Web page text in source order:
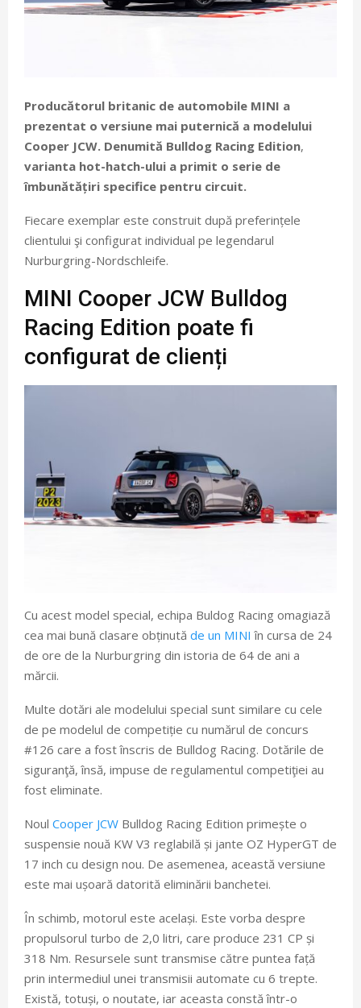
Producătorul britanic de automobile MINI a
prezentat o versiune mai puternică a modelului
Cooper JCW. Denumită Bulldog Racing Edition,
varianta hot-hatch-ului a primit o serie de
îmbunătățiri specifice pentru circuit.
Fiecare exemplar este construit după preferințele
clientului şi configurat individual pe legendarul
Nurburgring-Nordschleife.
MINI Cooper JCW Bulldog
Racing Edition poate fi
configurat de clienți
Cu acest model special, echipa Buldog Racing omagiază
cea mai bună clasare obținută de un MINI în cursa de 24
de ore de la Nurburgring din istoria de 64 de ani a
mărcii.
Multe dotări ale modelului special sunt similare cu cele
de pe modelul de competiție cu numărul de concurs
#126 care a fost înscris de Bulldog Racing. Dotările de
siguranţă, însă, impuse de regulamentul competiţiei au
fost eliminate.
Noul Cooper JCW Bulldog Racing Edition primește o
suspensie nouă KW V3 reglabilă și jante OZ HyperGT de
17 inch cu design nou. De asemenea, această versiune
este mai ușoară datorită eliminării banchetei.
În schimb, motorul este același. Este vorba despre
propulsorul turbo de 2,0 litri, care produce 231 CP și
318 Nm. Resursele sunt transmise către puntea față
prin intermediul unei transmisii automate cu 6 trepte.
Există, totuși, o noutate, iar aceasta constă într-o